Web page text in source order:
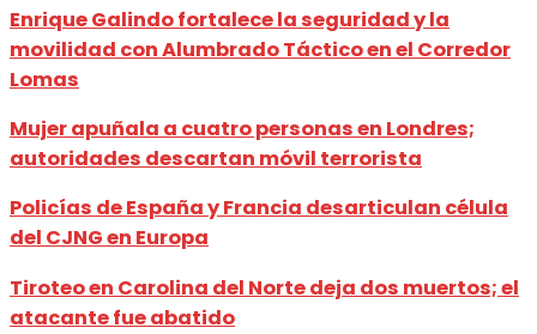
Enrique Galindo fortalece la seguridad y la
movilidad con Alumbrado Táctico en el Corredor
Lomas
Mujer apuñala a cuatro personas en Londres;
autoridades descartan móvil terrorista
Policías de España y Francia desarticulan célula
del CJNG en Europa
Tiroteo en Carolina del Norte deja dos muertos; el
atacante fue abatido